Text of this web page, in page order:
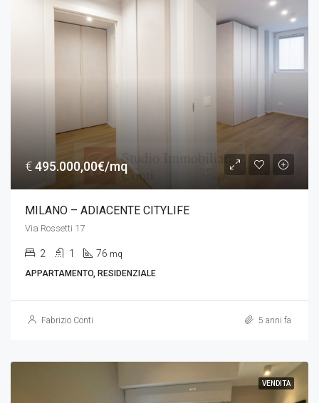
€495.000,00€/mq
MILANO – ADIACENTE CITYLIFE
Via Rossetti 17
2 1 76 mq
APPARTAMENTO, RESIDENZIALE
Fabrizio Conti 5 anni fa
VENDITA